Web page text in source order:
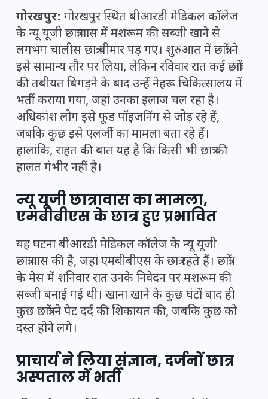
गोरखपुर: गोरखपुर स्थित बीआरडी मेडिकल कॉलेज
के न्यू यूजी छात्रावास में मशरूम की सब्जी खाने से
लगभग चालीस छात्र बीमार पड़ गए। शुरुआत में छात्रों ने
इसे सामान्य तौर पर लिया, लेकिन रविवार रात कई छात्रों
की तबीयत बिगड़ने के बाद उन्हें नेहरू चिकित्सालय में
भर्ती कराया गया, जहां उनका इलाज चल रहा है।
अधिकांश लोग इसे फूड पॉइजनिंग से जोड़ रहे हैं,
जबकि कुछ इसे एलर्जी का मामला बता रहे हैं।
हालांकि, राहत की बात यह है कि किसी भी छात्र की
हालत गंभीर नहीं है।
न्यू यूजी छात्रावास का मामला,
एमबीबीएस के छात्र हुए प्रभावित
यह घटना बीआरडी मेडिकल कॉलेज के न्यू यूजी
छात्रावास की है, जहां एमबीबीएस के छात्र रहते हैं। छात्रों
के मेस में शनिवार रात उनके निवेदन पर मशरूम की
सब्जी बनाई गई थी। खाना खाने के कुछ घंटों बाद ही
कुछ छात्रों ने पेट दर्द की शिकायत की, जबकि कुछ को
दस्त होने लगे।
प्राचार्य ने लिया संज्ञान, दर्जनों छात्र
अस्पताल में भर्ती